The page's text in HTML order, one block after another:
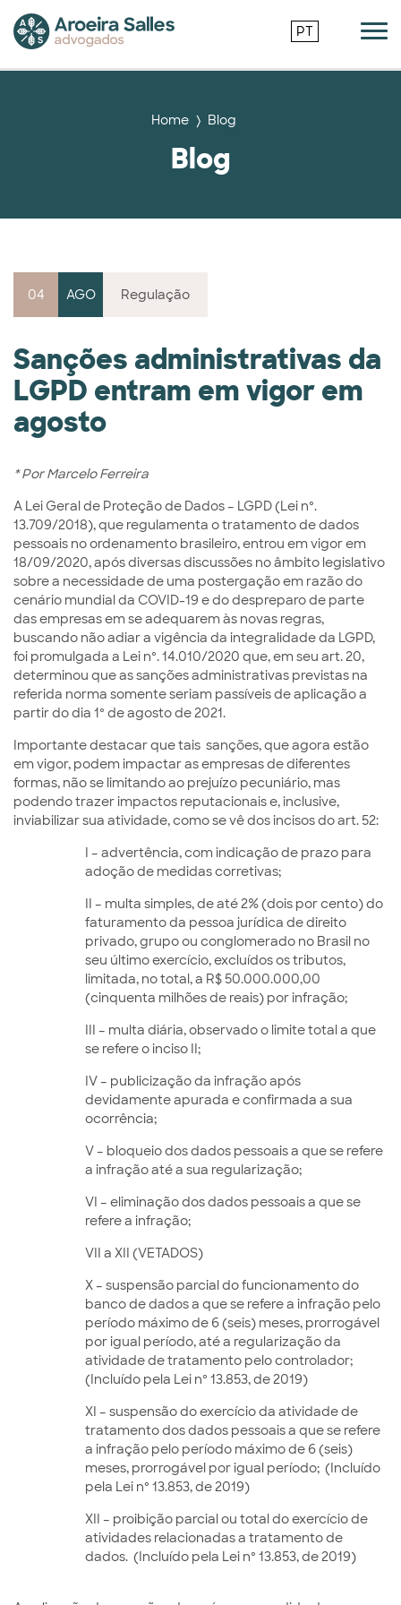
PT
Home Blog
Blog
04 AGO Regulação
Sanções administrativas da
LGPD entram em vigor em
agosto
* Por Marcelo Ferreira
A Lei Geral de Proteção de Dados – LGPD (Lei nº.
13.709/2018), que regulamenta o tratamento de dados
pessoais no ordenamento brasileiro, entrou em vigor em
18/09/2020, após diversas discussões no âmbito legislativo
sobre a necessidade de uma postergação em razão do
cenário mundial da COVID-19 e do despreparo de parte
das empresas em se adequarem às novas regras,
buscando não adiar a vigência da integralidade da LGPD,
foi promulgada a Lei nº. 14.010/2020 que, em seu art. 20,
determinou que as sanções administrativas previstas na
referida norma somente seriam passíveis de aplicação a
partir do dia 1º de agosto de 2021.
Importante destacar que tais sanções, que agora estão
em vigor, podem impactar as empresas de diferentes
formas, não se limitando ao prejuízo pecuniário, mas
podendo trazer impactos reputacionais e, inclusive,
inviabilizar sua atividade, como se vê dos incisos do art. 52:
I – advertência, com indicação de prazo para
adoção de medidas corretivas;
II – multa simples, de até 2% (dois por cento) do
faturamento da pessoa jurídica de direito
privado, grupo ou conglomerado no Brasil no
seu último exercício, excluídos os tributos,
limitada, no total, a R$ 50.000.000,00
(cinquenta milhões de reais) por infração;
III – multa diária, observado o limite total a que
se refere o inciso II;
IV – publicização da infração após
devidamente apurada e confirmada a sua
ocorrência;
V – bloqueio dos dados pessoais a que se refere
a infração até a sua regularização;
VI – eliminação dos dados pessoais a que se
refere a infração;
VII a XII (VETADOS)
X – suspensão parcial do funcionamento do
banco de dados a que se refere a infração pelo
período máximo de 6 (seis) meses, prorrogável
por igual período, até a regularização da
atividade de tratamento pelo controlador;
(Incluído pela Lei nº 13.853, de 2019)
XI – suspensão do exercício da atividade de
tratamento dos dados pessoais a que se refere
a infração pelo período máximo de 6 (seis)
meses, prorrogável por igual período; (Incluído
pela Lei nº 13.853, de 2019)
XII – proibição parcial ou total do exercício de
atividades relacionadas a tratamento de
dados. (Incluído pela Lei nº 13.853, de 2019)